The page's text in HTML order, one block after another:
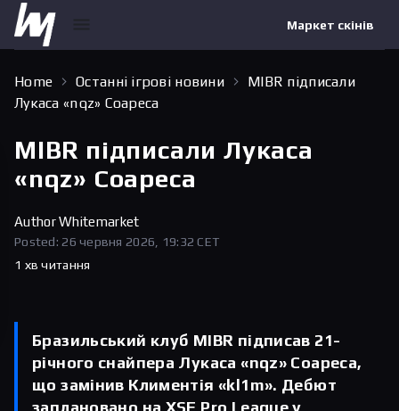
Маркет скінів
Home Останні ігрові новини
MIBR підписали
Лукаса «nqz» Соареса
MIBR підписали Лукаса
«nqz» Соареса
AuthorWhitemarket
Posted: 26 червня 2026, 19:32 CET
1 хв читання
Бразильський клуб MIBR підписав 21-
річного снайпера Лукаса «nqz» Соареса,
що замінив Климентія «kl1m». Дебют
заплановано на XSE Pro League у